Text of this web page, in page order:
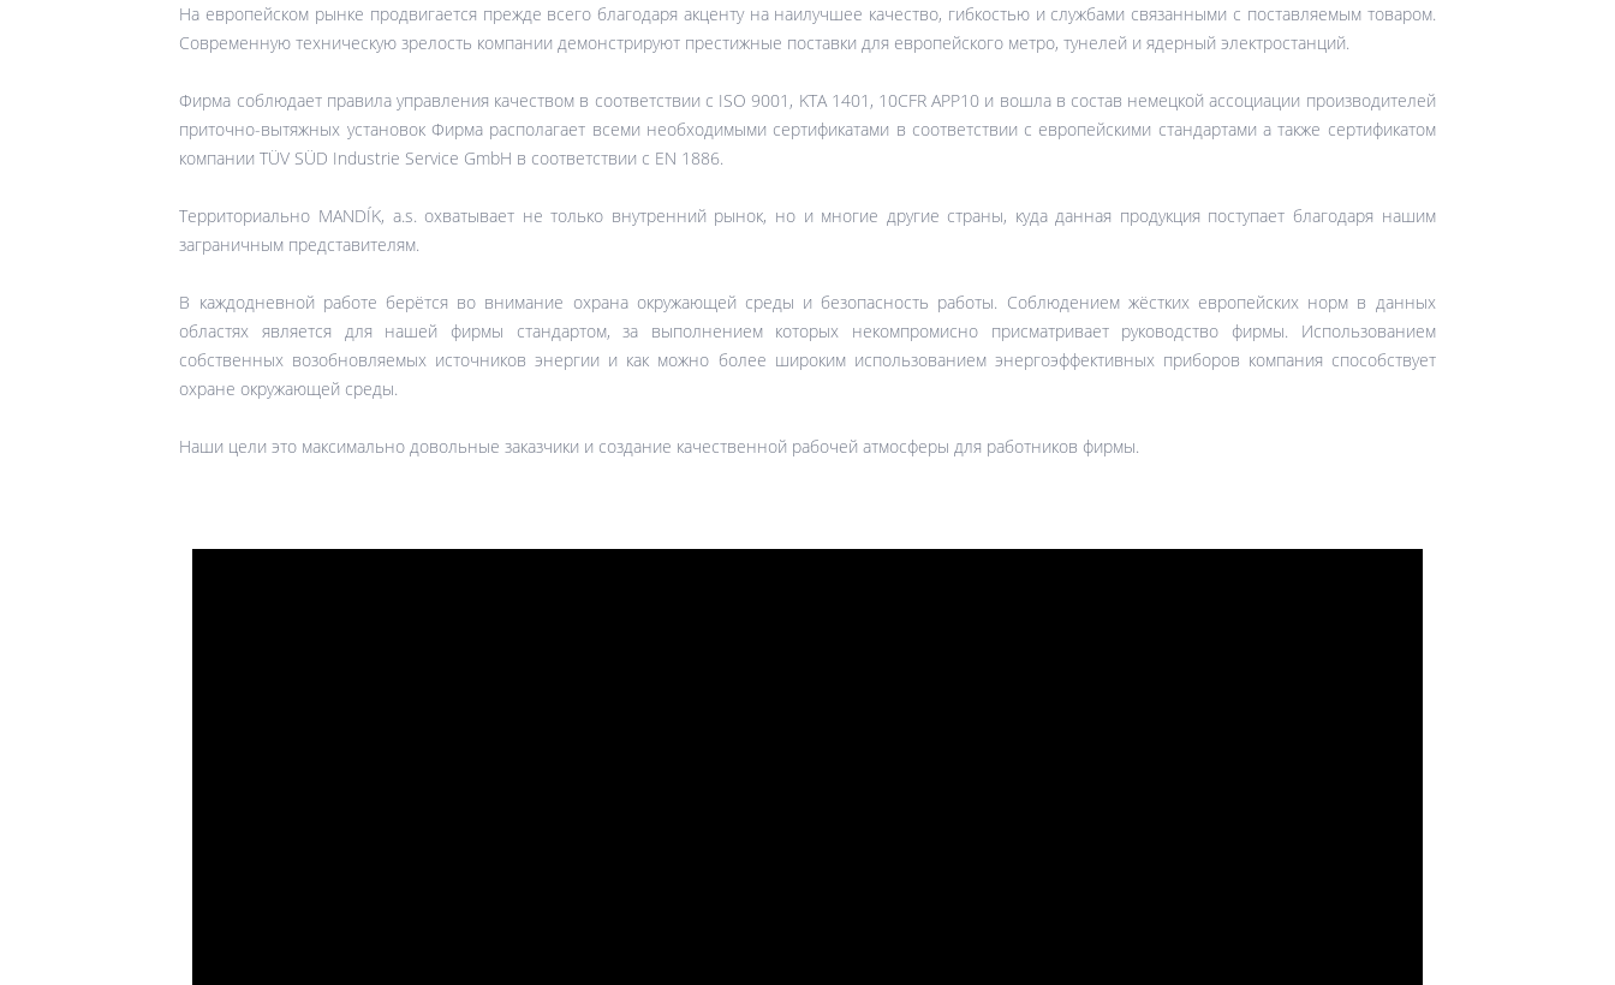
На европейском рынке продвигается прежде всего благодаря акценту на наилучшее качество, гибкостью и службами связанными с поставляемым товаром.
Современную техническую зрелость компании демонстрируют престижные поставки для европейского метро, тунелей и ядерный электростанций.
Фирма соблюдает правила управления качеством в соответствии с ISO 9001, KTA 1401, 10CFR APP10 и вошла в состав немецкой ассоциации производителей
приточно-вытяжных установок Фирма располагает всеми необходимыми сертификатами в соответствии с европейскими стандартами а также сертификатом
компании TÜV SÜD Industrie Service GmbH в соответствии с EN 1886.
Территориально MANDÍK, a.s. охватывает не только внутренний рынок, но и многие другие страны, куда данная продукция поступает благодаря нашим
заграничным представителям.
В каждодневной работе берётся во внимание охрана окружающей среды и безопасность работы. Соблюдением жёстких европейских норм в данных
областях является для нашей фирмы стандартом, за выполнением которых некомпромисно присматривает руководство фирмы. Использованием
собственных возобновляемых источников энергии и как можно более широким использованием энергоэффективных приборов компания способствует
охране окружающей среды.
Наши цели это максимально довольные заказчики и создание качественной рабочей атмосферы для работников фирмы.